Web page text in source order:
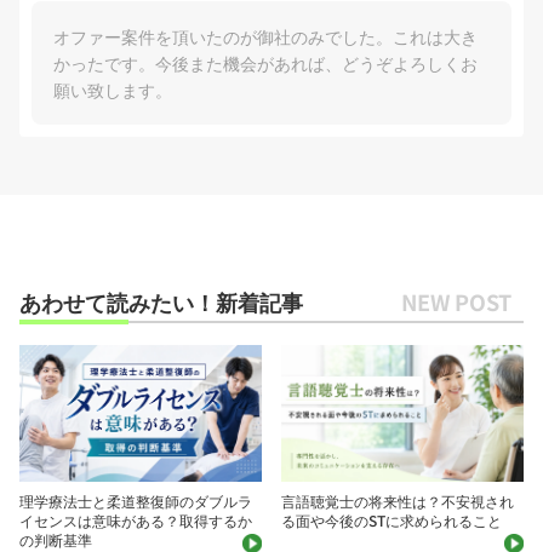
オファー案件を頂いたのが御社のみでした。これは大き
かったです。今後また機会があれば、どうぞよろしくお
願い致します。
あわせて読みたい！新着記事
理学療法士と柔道整復師のダブルラ
イセンスは意味がある？取得するか
の判断基準
言語聴覚士の将来性は？不安視され
る面や今後のSTに求められること